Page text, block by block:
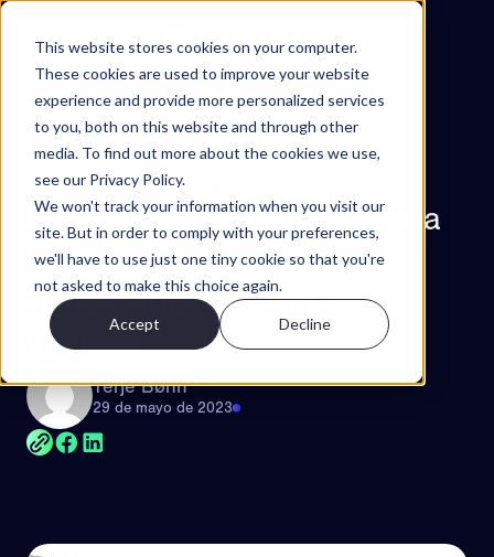
This website stores cookies on your computer.
These cookies are used to improve your website
experience and provide more personalized services
to you, both on this website and through other
media. To find out more about the cookies we use,
see our Privacy Policy.
We won't track your information when you visit our
site. But in order to comply with your preferences,
we'll have to use just one tiny cookie so that you're
not asked to make this choice again.
Accept Decline
Ir al contenido
Proyectos
Características
Acerca de
Póngase en contacto con
ES
EN NO SV
Try Walkable
Book Demo
Noticias
Caso de éxito: PBBL acelera
la venta de pisos con las
visitas virtuales 3D de
Visuado
Terje Bøhn
29 de mayo de 2023